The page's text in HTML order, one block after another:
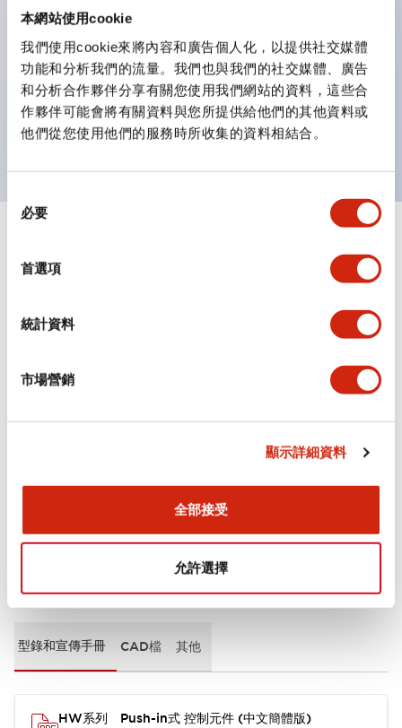
本網站使用cookie
我們使用cookie來將內容和廣告個人化，以提供社交媒體
功能和分析我們的流量。我們也與我們的社交媒體、廣告
和分析合作夥伴分享有關您使用我們網站的資料，這些合
作夥伴可能會將有關資料與您所提供給他們的其他資料或
他們從您使用他們的服務時所收集的資料相結合。
必要
首選項
統計資料
市場營銷
顯示詳細資料
全部接受
允許選擇
顏色。
支援色彩通用設計（CUD）：可清楚辨識正方平頭形指
示燈的亮燈/熄燈狀態，以及點燈時的顏色識別。
符合 ISO 3864-4 安全色規範：在危險或緊急狀況下，
顏色表現更明確鮮明，便於更多人識別。
電氣規範（額定照明部分）
環境規範
型錄和宣傳手冊 CAD檔 其他
HW系列 Push-in式 控制元件 (中文簡體版)